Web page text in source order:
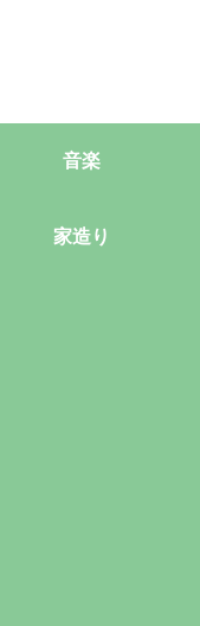
音楽
家造り